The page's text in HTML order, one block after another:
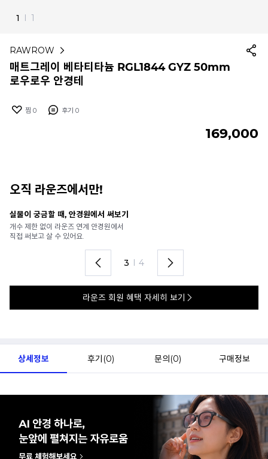
1 I 1
RAWROW
매트그레이 베타티타늄 RGL1844 GYZ 50mm
로우로우 안경테
찜 0 후기 0
169,000
오직 라운즈에서만!
실물이 궁금할 때, 안경원에서 써보기
개수 제한 없이 라운즈 연계 안경원에서
직접 써보고 살 수 있어요.
3 I 4
라운즈 회원 혜택 자세히 보기
상세정보 후기(0) 문의(0) 구매정보